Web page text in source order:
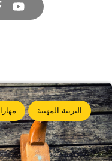
التربية المهنية